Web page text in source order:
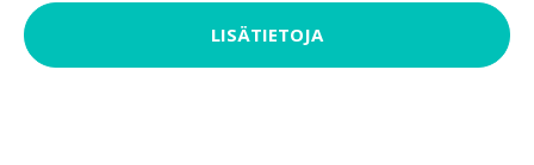
LISÄTIETOJA